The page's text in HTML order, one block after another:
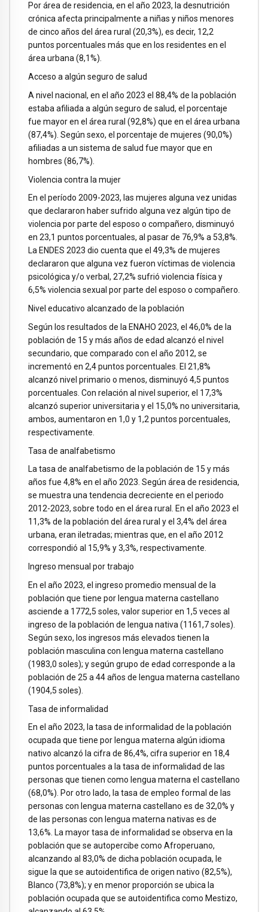
Por área de residencia, en el año 2023, la desnutrición
crónica afecta principalmente a niñas y niños menores
de cinco años del área rural (20,3%), es decir, 12,2
puntos porcentuales más que en los residentes en el
área urbana (8,1%).
Acceso a algún seguro de salud
A nivel nacional, en el año 2023 el 88,4% de la población
estaba afiliada a algún seguro de salud, el porcentaje
fue mayor en el área rural (92,8%) que en el área urbana
(87,4%). Según sexo, el porcentaje de mujeres (90,0%)
afiliadas a un sistema de salud fue mayor que en
hombres (86,7%).
Violencia contra la mujer
En el período 2009-2023, las mujeres alguna vez unidas
que declararon haber sufrido alguna vez algún tipo de
violencia por parte del esposo o compañero, disminuyó
en 23,1 puntos porcentuales, al pasar de 76,9% a 53,8%.
La ENDES 2023 dio cuenta que el 49,3% de mujeres
declararon que alguna vez fueron víctimas de violencia
psicológica y/o verbal, 27,2% sufrió violencia física y
6,5% violencia sexual por parte del esposo o compañero.
Nivel educativo alcanzado de la población
Según los resultados de la ENAHO 2023, el 46,0% de la
población de 15 y más años de edad alcanzó el nivel
secundario, que comparado con el año 2012, se
incrementó en 2,4 puntos porcentuales. El 21,8%
alcanzó nivel primario o menos, disminuyó 4,5 puntos
porcentuales. Con relación al nivel superior, el 17,3%
alcanzó superior universitaria y el 15,0% no universitaria,
ambos, aumentaron en 1,0 y 1,2 puntos porcentuales,
respectivamente.
Tasa de analfabetismo
La tasa de analfabetismo de la población de 15 y más
años fue 4,8% en el año 2023. Según área de residencia,
se muestra una tendencia decreciente en el periodo
2012-2023, sobre todo en el área rural. En el año 2023 el
11,3% de la población del área rural y el 3,4% del área
urbana, eran iletradas; mientras que, en el año 2012
correspondió al 15,9% y 3,3%, respectivamente.
Ingreso mensual por trabajo
En el año 2023, el ingreso promedio mensual de la
población que tiene por lengua materna castellano
asciende a 1772,5 soles, valor superior en 1,5 veces al
ingreso de la población de lengua nativa (1161,7 soles).
Según sexo, los ingresos más elevados tienen la
población masculina con lengua materna castellano
(1983,0 soles); y según grupo de edad corresponde a la
población de 25 a 44 años de lengua materna castellano
(1904,5 soles).
Tasa de informalidad
En el año 2023, la tasa de informalidad de la población
ocupada que tiene por lengua materna algún idioma
nativo alcanzó la cifra de 86,4%, cifra superior en 18,4
puntos porcentuales a la tasa de informalidad de las
personas que tienen como lengua materna el castellano
(68,0%). Por otro lado, la tasa de empleo formal de las
personas con lengua materna castellano es de 32,0% y
de las personas con lengua materna nativas es de
13,6%. La mayor tasa de informalidad se observa en la
población que se autopercibe como Afroperuano,
alcanzando al 83,0% de dicha población ocupada, le
sigue la que se autoidentifica de origen nativo (82,5%),
Blanco (73,8%); y en menor proporción se ubica la
población ocupada que se autoidentifica como Mestizo,